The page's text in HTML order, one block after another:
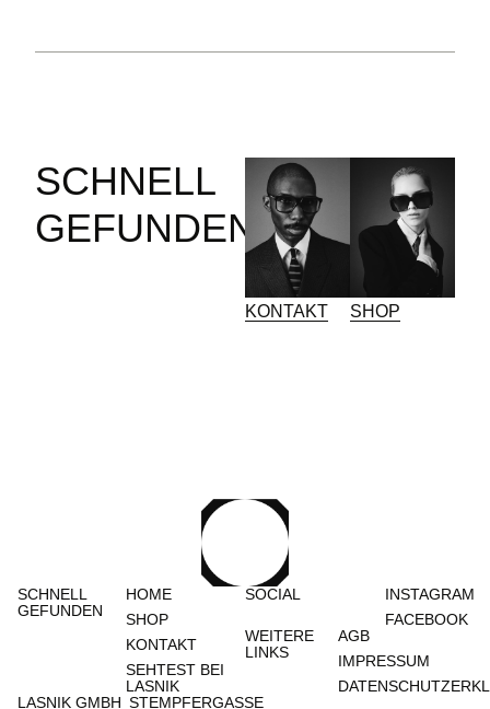
SCHNELL
GEFUNDEN
KONTAKT SHOP
SCHNELL
GEFUNDEN
HOME
SHOP
KONTAKT
SEHTEST BEI
LASNIK
LASNIK GMBH STEMPFERGASSE
SOCIAL
INSTAGRAM
FACEBOOK
WEITERE
LINKS
AGB
IMPRESSUM